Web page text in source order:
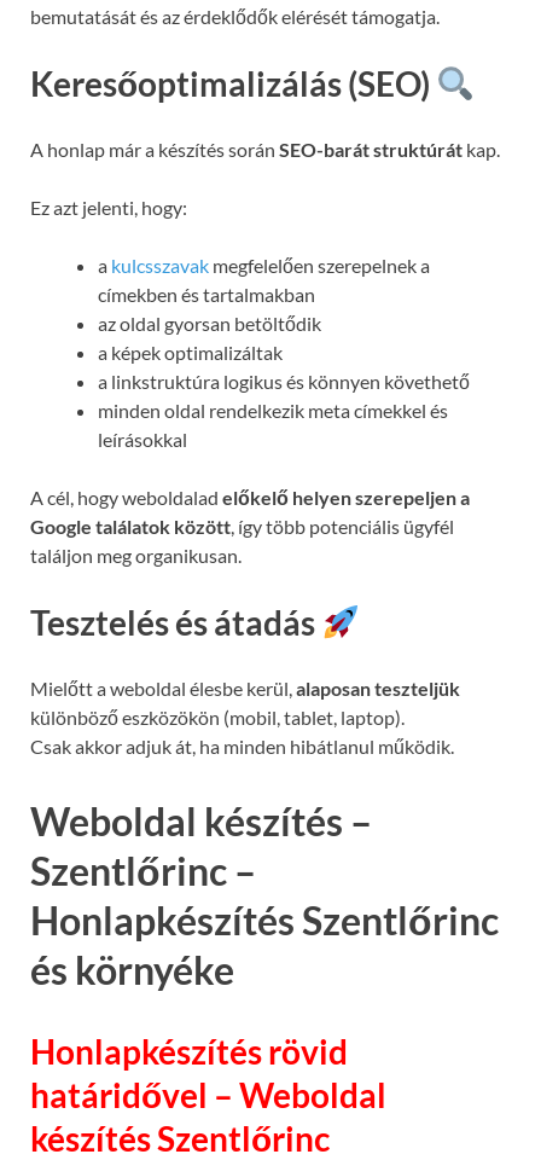
bemutatását és az érdeklődők elérését támogatja.
Keresőoptimalizálás (SEO)
A honlap már a készítés során SEO-barát struktúrát kap.
Ez azt jelenti, hogy:
a kulcsszavak megfelelően szerepelnek a
címekben és tartalmakban
az oldal gyorsan betöltődik
a képek optimalizáltak
a linkstruktúra logikus és könnyen követhető
minden oldal rendelkezik meta címekkel és
leírásokkal
A cél, hogy weboldalad előkelő helyen szerepeljen a
Google találatok között, így több potenciális ügyfél
találjon meg organikusan.
Tesztelés és átadás
Mielőtt a weboldal élesbe kerül,alaposan teszteljük
különböző eszközökön (mobil, tablet, laptop).
Csak akkor adjuk át, ha minden hibátlanul működik.
Weboldal készítés –
Szentlőrinc –
Honlapkészítés Szentlőrinc
és környéke
Honlapkészítés rövid
határidővel – Weboldal
készítés Szentlőrinc